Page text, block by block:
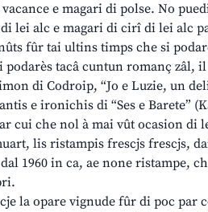
e magari di polse. No
lei alc e magari di cirî di lei alc
fûr tai ultins timps che si
podarès tacâ cuntun romanç
di Codroip, “Jo e Luzie, un
e ironichis di “Ses e Barete”
cui che nol à mai vût ocasion di
lis ristampis frescjs frescjs,
1960 in ca, ae none ristampe,
la opare vignude fûr di poc